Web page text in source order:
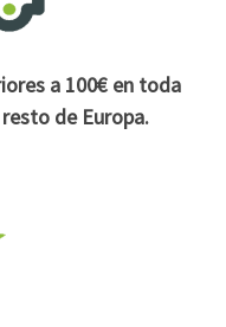
a 100€ en toda
de Europa.